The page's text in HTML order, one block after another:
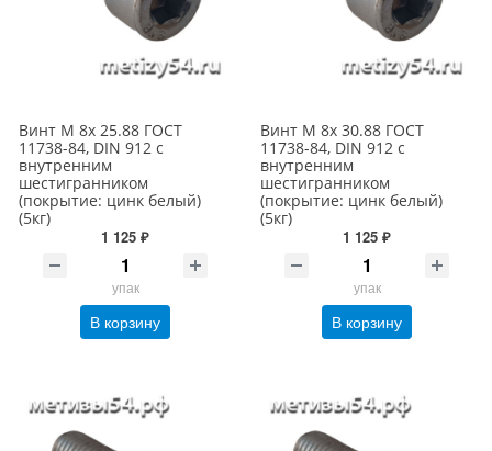
Винт М 8х 25.88 ГОСТ
11738-84, DIN 912 с
внутренним
шестигранником
(покрытие: цинк белый)
(5кг)
1 125 ₽
упак
В корзину
Винт М 8х 30.88 ГОСТ
11738-84, DIN 912 с
внутренним
шестигранником
(покрытие: цинк белый)
(5кг)
1 125 ₽
упак
В корзину